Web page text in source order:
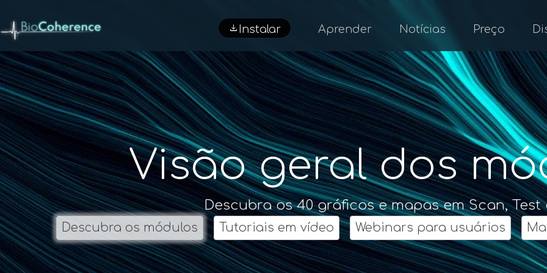
download Instalar Aprender Notícias Preço
Visão geral dos
Descubra os 40 gráficos e mapas em Scan, Test
Descubra os módulos Tutoriais em vídeo Webinars para usuários